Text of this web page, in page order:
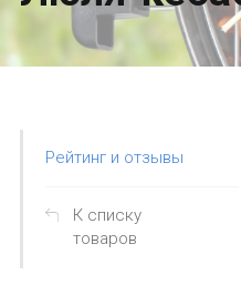
Рейтинг и отзывы
К списку
товаров